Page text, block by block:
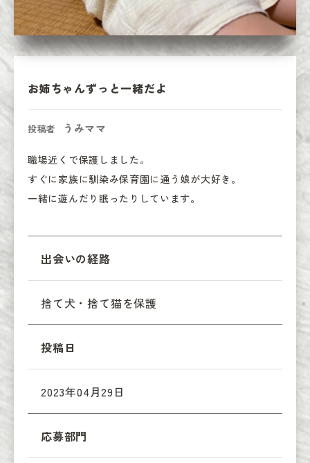
お姉ちゃんずっと一緒だよ
投稿者 うみママ
職場近くで保護しました。
すぐに家族に馴染み保育園に通う娘が大好き。
一緒に遊んだり眠ったりしています。
出会いの経路
捨て犬・捨て猫を保護
投稿日
2023年04月29日
応募部門